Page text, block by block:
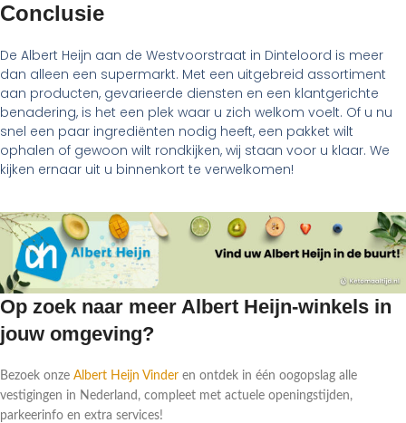
Conclusie
De Albert Heijn aan de Westvoorstraat in Dinteloord is meer
dan alleen een supermarkt. Met een uitgebreid assortiment
aan producten, gevarieerde diensten en een klantgerichte
benadering, is het een plek waar u zich welkom voelt. Of u nu
snel een paar ingrediënten nodig heeft, een pakket wilt
ophalen of gewoon wilt rondkijken, wij staan voor u klaar. We
kijken ernaar uit u binnenkort te verwelkomen!
Op zoek naar meer Albert Heijn-winkels in
jouw omgeving?
Bezoek onze Albert Heijn Vinder en ontdek in één oogopslag alle
vestigingen in Nederland, compleet met actuele openingstijden,
parkeerinfo en extra services!